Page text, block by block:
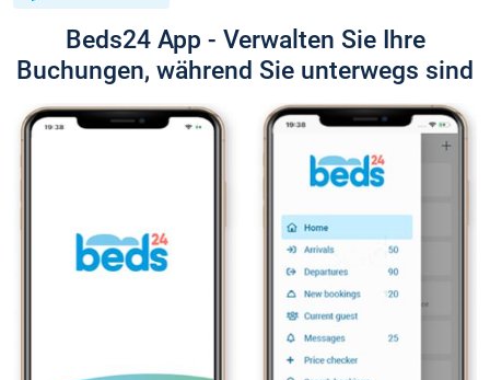
Beds24 App - Verwalten Sie Ihre
Buchungen, während Sie unterwegs sind